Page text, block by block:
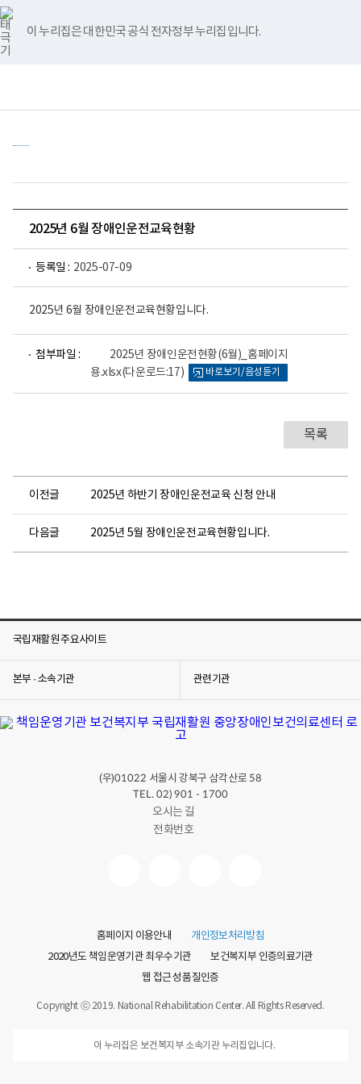
바
로
가
기
메
이 누리집은 대한민국 공식 전자정부 누리집입니다.
너
비
767px
이
하
운
복
부
국
립
재
활
중
앙
장
건
의
료
검
메
홈
2025년 6월 장애인운전교육현황
등록일 : 2025-07-09
2025년 6월 장애인운전교육현황입니다.
첨부파일 :
2025년 장애인운전현황(6월)_홈페이지
용.xlsx(다운로드:17)
어
바로보기/음성듣기
목록
이전글 2025년 하반기 장애인운전교육 신청 안내
다음글 2025년 5월 장애인운전교육현황입니다.
국립재활원 주요사이트
본부 · 소속기관 관련기관
(우)01022 서울시 강북구 삼각산로 58
TEL. 02) 901 - 1700
오시는 길
전화번호
유
튜
브
블
로
그
인
스
타
그
램
페
이
스
북
홈페이지 이용안내
개인정보처리방침
2020년도 책임운영기관 최우수기관
보건복지부 인증의료기관
웹 접근성 품질인증
Copyright ⓒ 2019. National Rehabilitation Center. All Rights Reserved.
이 누리집은 보건복지부 소속기관 누리집입니다.